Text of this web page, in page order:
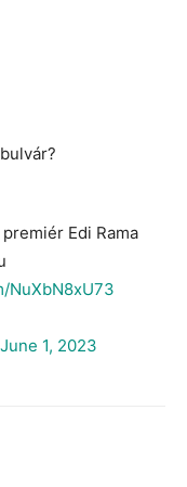
Edi Rama
NuXbN8xU73
June 1, 2023